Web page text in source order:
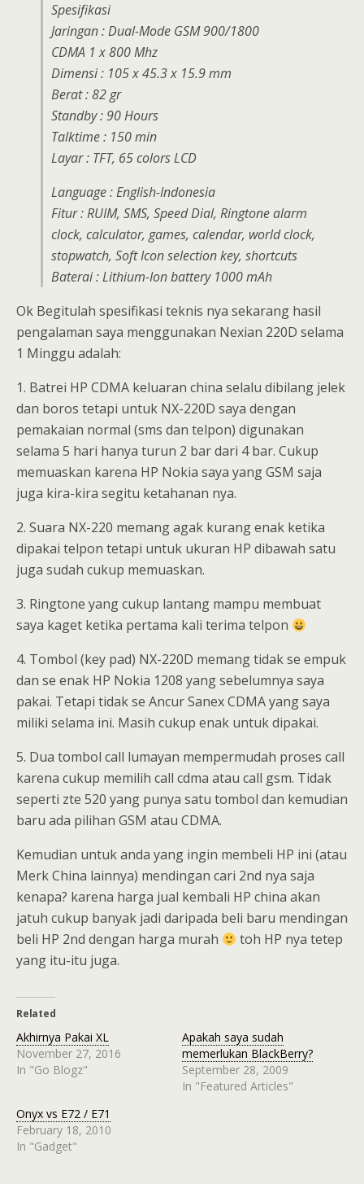
Spesifikasi
Jaringan : Dual-Mode GSM 900/1800
CDMA 1 x 800 Mhz
Dimensi : 105 x 45.3 x 15.9 mm
Berat : 82 gr
Standby : 90 Hours
Talktime : 150 min
Layar : TFT, 65 colors LCD
Language : English-Indonesia
Fitur : RUIM, SMS, Speed Dial, Ringtone alarm
clock, calculator, games, calendar, world clock,
stopwatch, Soft Icon selection key, shortcuts
Baterai : Lithium-Ion battery 1000 mAh
Ok Begitulah spesifikasi teknis nya sekarang hasil
pengalaman saya menggunakan Nexian 220D selama
1 Minggu adalah:
1. Batrei HP CDMA keluaran china selalu dibilang jelek
dan boros tetapi untuk NX-220D saya dengan
pemakaian normal (sms dan telpon) digunakan
selama 5 hari hanya turun 2 bar dari 4 bar. Cukup
memuaskan karena HP Nokia saya yang GSM saja
juga kira-kira segitu ketahanan nya.
2. Suara NX-220 memang agak kurang enak ketika
dipakai telpon tetapi untuk ukuran HP dibawah satu
juga sudah cukup memuaskan.
3. Ringtone yang cukup lantang mampu membuat
saya kaget ketika pertama kali terima telpon
4. Tombol (key pad) NX-220D memang tidak se empuk
dan se enak HP Nokia 1208 yang sebelumnya saya
pakai. Tetapi tidak se Ancur Sanex CDMA yang saya
miliki selama ini. Masih cukup enak untuk dipakai.
5. Dua tombol call lumayan mempermudah proses call
karena cukup memilih call cdma atau call gsm. Tidak
seperti zte 520 yang punya satu tombol dan kemudian
baru ada pilihan GSM atau CDMA.
Kemudian untuk anda yang ingin membeli HP ini (atau
Merk China lainnya) mendingan cari 2nd nya saja
kenapa? karena harga jual kembali HP china akan
jatuh cukup banyak jadi daripada beli baru mendingan
beli HP 2nd dengan harga murah
toh HP nya tetep
yang itu-itu juga.
Related
Akhirnya Pakai XL
November 27, 2016
In "Go Blogz"
Apakah saya sudah
memerlukan BlackBerry?
September 28, 2009
In "Featured Articles"
Onyx vs E72 / E71
February 18, 2010
In "Gadget"